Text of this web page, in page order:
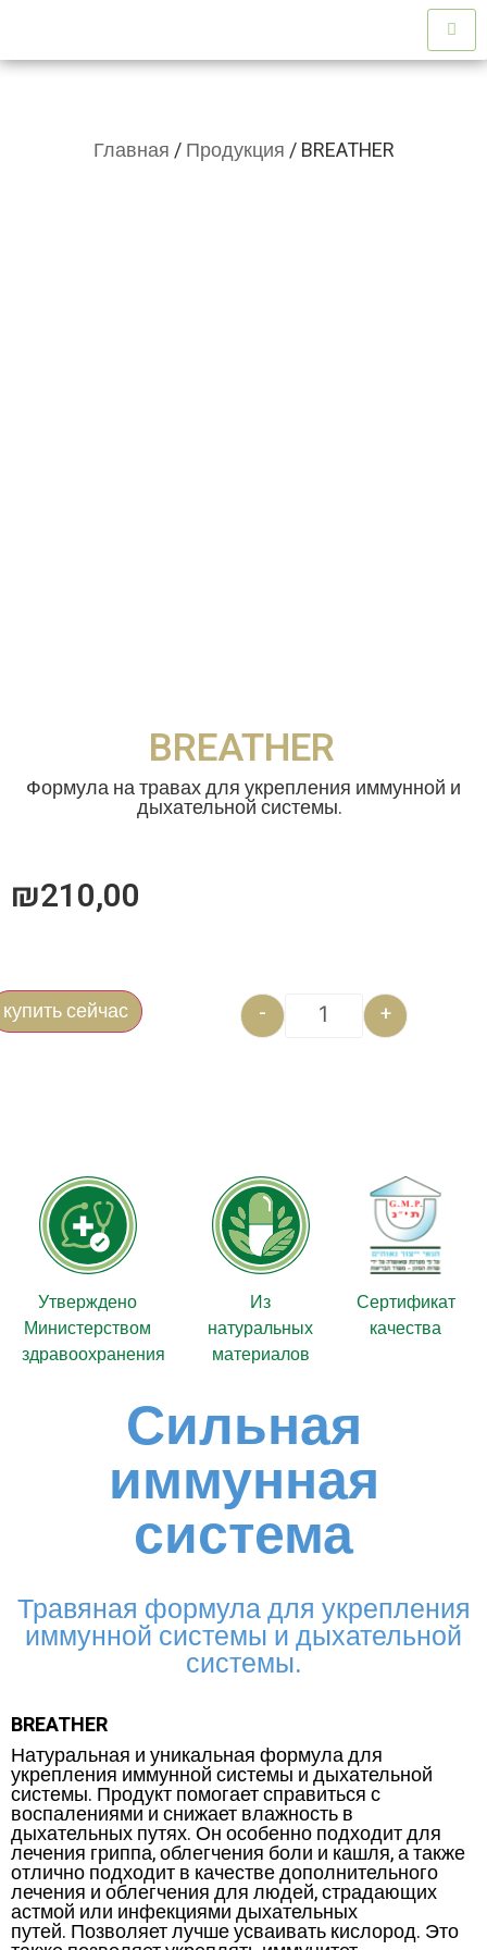
Главная/Продукция/ BREATHER
BREATHER
Формула на травах для укрепления иммунной и
дыхательной системы.
₪210,00
- +
купить сейчас
Утверждено
Министерством
здравоохранения
Из
натуральных
материалов
Сертификат
качества
Сильная
иммунная
система
Травяная формула для укрепления
иммунной системы и дыхательной
системы.
BREATHER
Натуральная и уникальная формула для
укрепления иммунной системы и дыхательной
системы. Продукт помогает справиться с
воспалениями и снижает влажность в
дыхательных путях.Он особенно подходит для
лечения гриппа, облегчения боли и кашля, а также
отлично подходит в качестве дополнительного
лечения и облегчения для людей, страдающих
астмой или инфекциями дыхательных
путей. Позволяет лучше усваивать кислород. Это